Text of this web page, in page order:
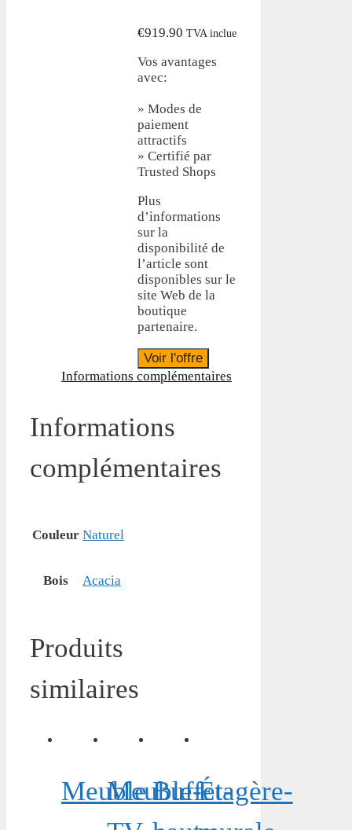
€919.90 TVA inclue
Vos avantages
avec:
» Modes de
paiement
attractifs
» Certifié par
Trusted Shops
Plus
d’informations
sur la
disponibilité de
l’article sont
disponibles sur le
site Web de la
boutique
partenaire.
Voir l'offre
Informations complémentaires
Informations
complémentaires
Couleur Naturel
Bois Acacia
Produits
similaires
MeubleMeuble-
Buffet-Étagère-